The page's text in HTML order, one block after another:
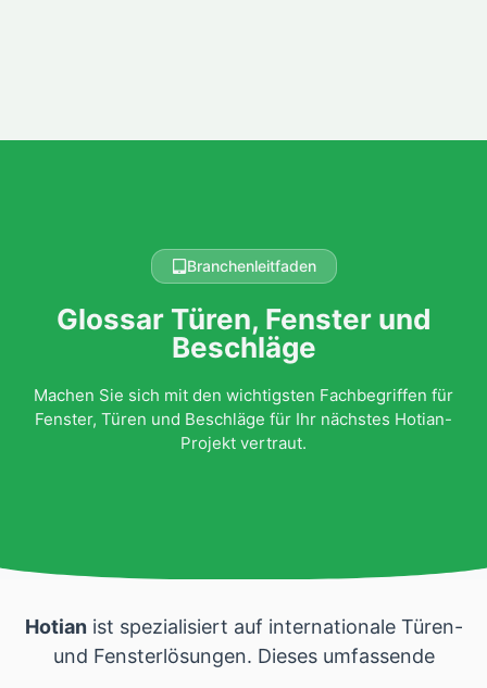
Branchenleitfaden
Glossar Türen, Fenster und
Beschläge
Machen Sie sich mit den wichtigsten Fachbegriffen für
Fenster, Türen und Beschläge für Ihr nächstes Hotian-
Projekt vertraut.
Hotianist spezialisiert auf internationale Türen-
und Fensterlösungen. Dieses umfassende